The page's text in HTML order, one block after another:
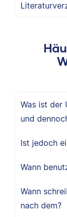
Was ist der
und
Ist jedoch
Wann
Wann
nach dem?